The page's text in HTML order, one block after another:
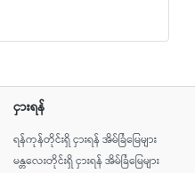
ငှားရန်
ရန်ကုန်တိုင်းရှိ ငှားရန် အိမ်ခြံမြေများ
မန္တလေးတိုင်းရှိ ငှားရန် အိမ်ခြံမြေများ